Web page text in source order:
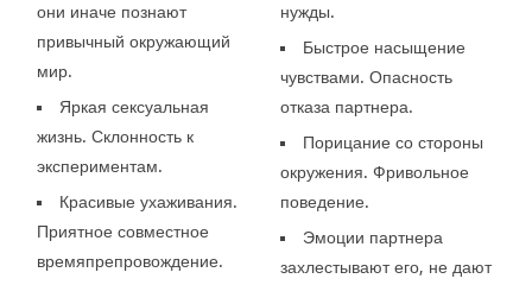
они иначе познают
привычный окружающий
мир.
Яркая сексуальная
жизнь. Склонность к
экспериментам.
Красивые ухаживания.
Приятное совместное
времяпрепровождение.
нужды.
Быстрое насыщение
чувствами. Опасность
отказа партнера.
Порицание со стороны
окружения. Фривольное
поведение.
Эмоции партнера
захлестывают его, не дают